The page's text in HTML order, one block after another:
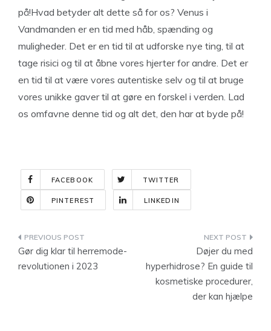
på!Hvad betyder alt dette så for os? Venus i
Vandmanden er en tid med håb, spænding og
muligheder. Det er en tid til at udforske nye ting, til at
tage risici og til at åbne vores hjerter for andre. Det er
en tid til at være vores autentiske selv og til at bruge
vores unikke gaver til at gøre en forskel i verden. Lad
os omfavne denne tid og alt det, den har at byde på!
FACEBOOK TWITTER
PINTEREST LINKEDIN
Indlægsnavigation
Gør dig klar til herremode-
revolutionen i 2023
Døjer du med
hyperhidrose? En guide til
kosmetiske procedurer,
der kan hjælpe